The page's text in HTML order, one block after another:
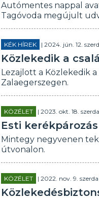
Autómentes nappal
Tagóvoda megújult
KÉK HÍREK | 2024. jún. 12.
Közlekedik a
Lezajlott a Közlekedik
Zalaegerszegen.
KÖZÉLET | 2023. okt. 18.
Esti
Mintegy negyvenen
útvonalon.
KÖZÉLET | 2022. nov. 9.